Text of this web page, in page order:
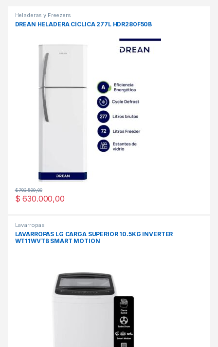
Heladeras y Freezers
DREAN HELADERA CÍCLICA 277L HDR280F50B
$ 630.000,00
$703.599,00
Lavarropas
LAVARROPAS LG CARGA SUPERIOR 10.5KG INVERTER
WT11WVTB SMART MOTION